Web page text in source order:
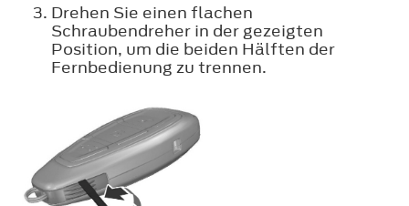
Drehen Sie einen flachen
Schraubendreher in der gezeigten
Position, um die beiden Hälften der
Fernbedienung zu trennen.